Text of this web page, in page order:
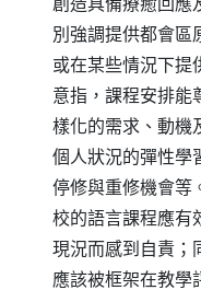
別強調提供都會區
或在某些情況下提
意指，課程安排能
樣化的需求、動機
個人狀況的彈性學
停修與重修機會等
校的語言課程應有
現況而感到自責；
應該被框架在教學